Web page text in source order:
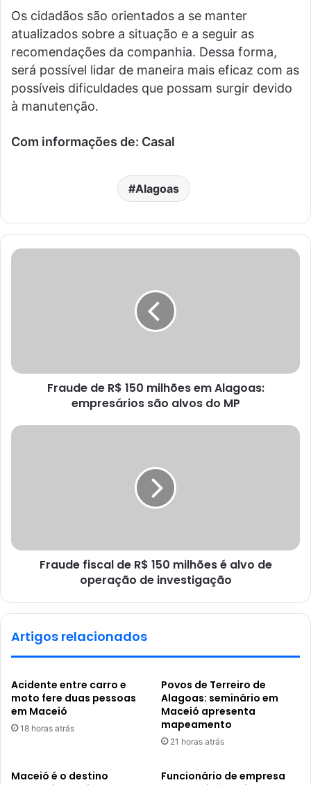
Os cidadãos são orientados a se manter
atualizados sobre a situação e a seguir as
recomendações da companhia. Dessa forma,
será possível lidar de maneira mais eficaz com as
possíveis dificuldades que possam surgir devido
à manutenção.
Com informações de: Casal
Alagoas
Fraude de R$ 150 milhões em Alagoas:
empresários são alvos do MP
Fraude fiscal de R$ 150 milhões é alvo de
operação de investigação
Artigos relacionados
Acidente entre carro e
moto fere duas pessoas
em Maceió
18 horas atrás
Povos de Terreiro de
Alagoas: seminário em
Maceió apresenta
mapeamento
21 horas atrás
Maceió é o destino
Funcionário de empresa